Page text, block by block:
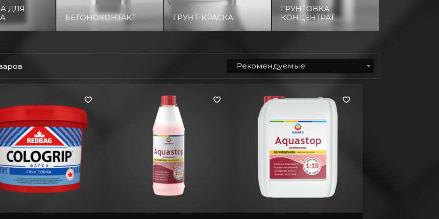
ДЛЯ
БЕТОНОКОНТАКТ ГРУНТ-КРАСКА
ГРУНТОВКА
КОНЦЕНТРАТ
Рекомендуемые